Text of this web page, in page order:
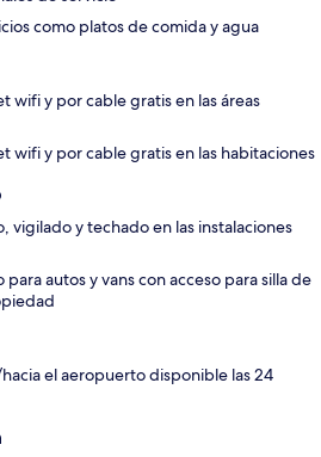
como platos de comida y agua
wifi y por cable gratis en las áreas
wifi y por cable gratis en las habitaciones
vigilado y techado en las instalaciones
para autos y vans con acceso para silla de
el aeropuerto disponible las 24